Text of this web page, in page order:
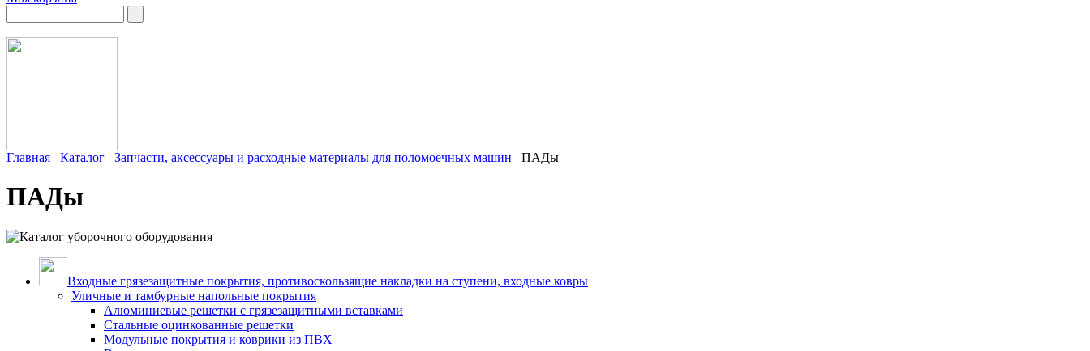
Главная Каталог Запчасти, аксессуары и расходные материалы для поломоечных машин ПАДы
ПАДы
Входные грязезащитные покрытия, противоскользящие накладки на ступени, входные ковры
Уличные и тамбурные напольные покрытия
Алюминиевые решетки с грязезащитными вставками
Стальные оцинкованные решетки
Модульные покрытия и коврики из ПВХ